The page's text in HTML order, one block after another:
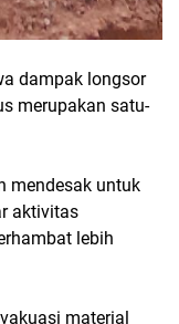
dampak longsor
merupakan satu-
mendesak untuk
aktivitas
lebih
material